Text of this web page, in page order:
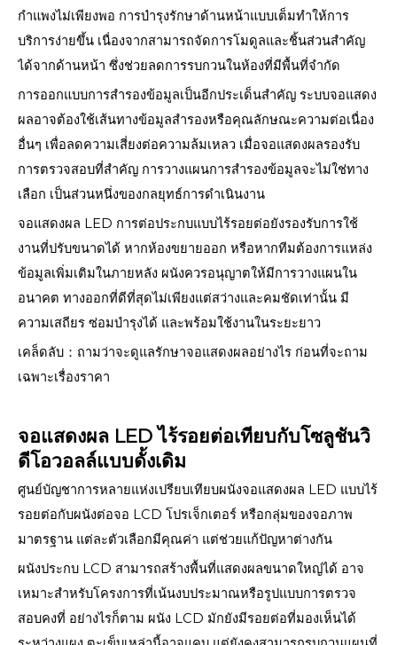
กำแพงไม่เพียงพอ การบำรุงรักษาด้านหน้าแบบเต็มทำให้การ
บริการง่ายขึ้น เนื่องจากสามารถจัดการโมดูลและชิ้นส่วนสำคัญ
ได้จากด้านหน้า ซึ่งช่วยลดการรบกวนในห้องที่มีพื้นที่จำกัด
การออกแบบการสำรองข้อมูลเป็นอีกประเด็นสำคัญ ระบบจอแสดง
ผลอาจต้องใช้เส้นทางข้อมูลสำรองหรือคุณลักษณะความต่อเนื่อง
อื่นๆ เพื่อลดความเสี่ยงต่อความล้มเหลว เมื่อจอแสดงผลรองรับ
การตรวจสอบที่สำคัญ การวางแผนการสำรองข้อมูลจะไม่ใช่ทาง
เลือก เป็นส่วนหนึ่งของกลยุทธ์การดำเนินงาน
จอแสดงผล LED การต่อประกบแบบไร้รอยต่อยังรองรับการใช้
งานที่ปรับขนาดได้ หากห้องขยายออก หรือหากทีมต้องการแหล่ง
ข้อมูลเพิ่มเติมในภายหลัง ผนังควรอนุญาตให้มีการวางแผนใน
อนาคต ทางออกที่ดีที่สุดไม่เพียงแต่สว่างและคมชัดเท่านั้น มี
ความเสถียร ซ่อมบำรุงได้ และพร้อมใช้งานในระยะยาว
เคล็ดลับ：ถามว่าจะดูแลรักษาจอแสดงผลอย่างไร ก่อนที่จะถาม
เฉพาะเรื่องราคา
จอแสดงผล LED ไร้รอยต่อเทียบกับโซลูชันวิ
ดีโอวอลล์แบบดั้งเดิม
ศูนย์บัญชาการหลายแห่งเปรียบเทียบผนังจอแสดงผล LED แบบไร้
รอยต่อกับผนังต่อจอ LCD โปรเจ็กเตอร์ หรือกลุ่มของจอภาพ
มาตรฐาน แต่ละตัวเลือกมีคุณค่า แต่ช่วยแก้ปัญหาต่างกัน
ผนังประกบ LCD สามารถสร้างพื้นที่แสดงผลขนาดใหญ่ได้ อาจ
เหมาะสำหรับโครงการที่เน้นงบประมาณหรือรูปแบบการตรวจ
สอบคงที่ อย่างไรก็ตาม ผนัง LCD มักยังมีรอยต่อที่มองเห็นได้